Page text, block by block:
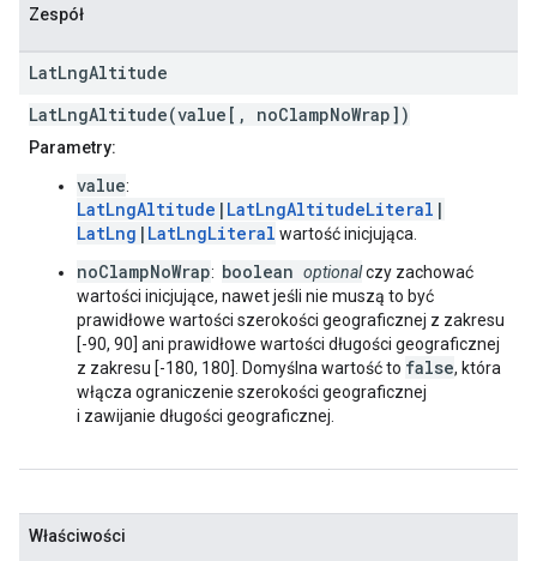
Zespół
LatLngAltitude
LatLngAltitude(value[, noClampNoWrap])
Parametry:
value:
LatLngAltitude | LatLngAltitudeLiteral |
LatLng | LatLngLiteral wartość inicjująca.
noClampNoWrap: boolean optionalczy zachować
wartości inicjujące, nawet jeśli nie muszą to być
prawidłowe wartości szerokości geograficznej z zakresu
[-90, 90] ani prawidłowe wartości długości geograficznej
z zakresu [-180, 180]. Domyślna wartość to false, która
włącza ograniczenie szerokości geograficznej
i zawijanie długości geograficznej.
Właściwości